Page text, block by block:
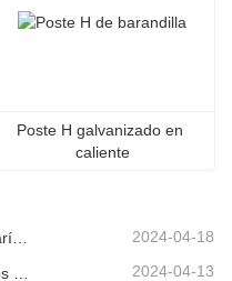
Poste H galvanizado en
caliente
El precio de la viga de barandilla varía debido a varios factores. 2024-04-18
2024-04-13